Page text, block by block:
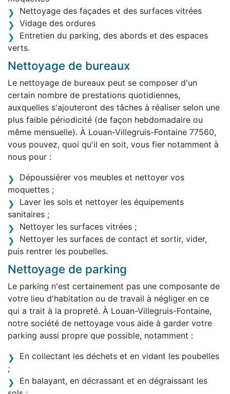
Nettoyage des façades et des surfaces vitrées
Vidage des ordures
Entretien du parking, des abords et des espaces
verts.
Nettoyage de bureaux
Le nettoyage de bureaux peut se composer d'un
certain nombre de prestations quotidiennes,
auxquelles s'ajouteront des tâches à réaliser selon une
plus faible périodicité (de façon hebdomadaire ou
même mensuelle). À Louan-Villegruis-Fontaine 77560,
vous pouvez, quoi qu'il en soit, vous fier notamment à
nous pour :
Dépoussiérer vos meubles et nettoyer vos
moquettes ;
Laver les sols et nettoyer les équipements
sanitaires ;
Nettoyer les surfaces vitrées ;
Nettoyer les surfaces de contact et sortir, vider,
puis rentrer les poubelles.
Nettoyage de parking
Le parking n'est certainement pas une composante de
votre lieu d'habitation ou de travail à négliger en ce
qui a trait à la propreté. À Louan-Villegruis-Fontaine,
notre société de nettoyage vous aide à garder votre
parking aussi propre que possible, notamment :
En collectant les déchets et en vidant les poubelles
;
En balayant, en décrassant et en dégraissant les